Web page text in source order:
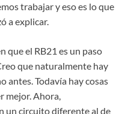
trabajar y eso es lo que
a explicar.
que el RB21 es un paso
que naturalmente hay
antes. Todavía hay cosas
mejor. Ahora,
un circuito diferente al de